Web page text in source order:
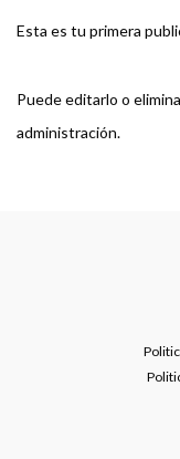
Esta es tu primera
Puede editarlo o
administración.